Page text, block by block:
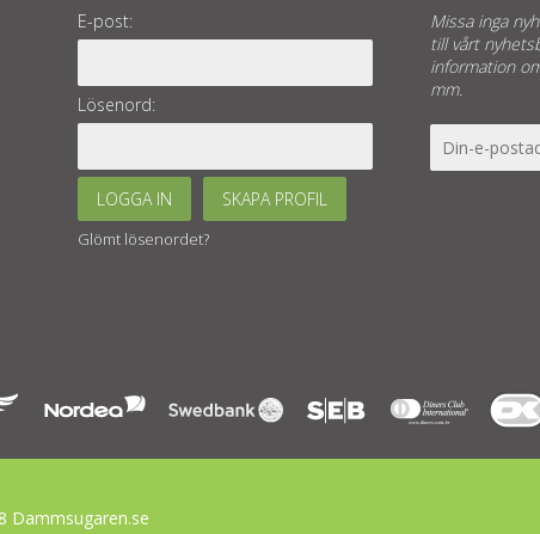
E-post:
Lösenord:
LOGGA IN SKAPA PROFIL
Glömt lösenordet?
Missa inga
till vårt
information
mm.
Dammsugaren.se